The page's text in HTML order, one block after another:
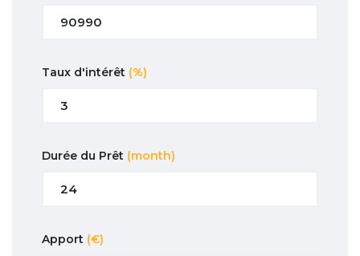
Taux d'intérêt (%)
Durée du Prêt (month)
Apport (€)